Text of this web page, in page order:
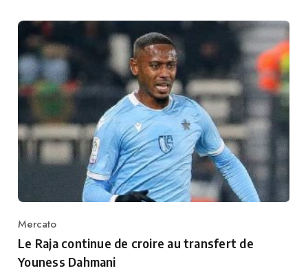
Category
Mercato
Le Raja continue de croire au transfert de
Youness Dahmani